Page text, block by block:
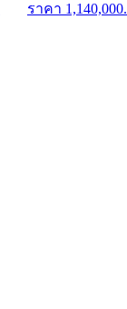
ราคา 1,140,000